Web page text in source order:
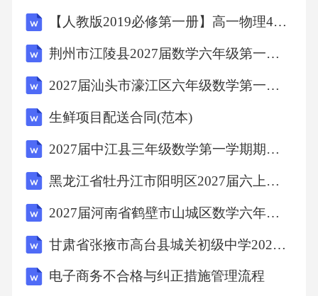
【人教版2019必修第一册】高一物理4力学单位制（教学设计）教案
荆州市江陵县2027届数学六年级第一学期期末经典模拟试题含解析
2027届汕头市濠江区六年级数学第一学期期末学业水平测试模拟试题含解析
生鲜项目配送合同(范本)
2027届中江县三年级数学第一学期期末检测模拟试题含解析
黑龙江省牡丹江市阳明区2027届六上数学期末监测试题含解析
2027届河南省鹤壁市山城区数学六年级第一学期期末调研模拟试题含解析
甘肃省张掖市高台县城关初级中学2027届四年级数学第一学期期末达标检测试题含解析
电子商务不合格与纠正措施管理流程